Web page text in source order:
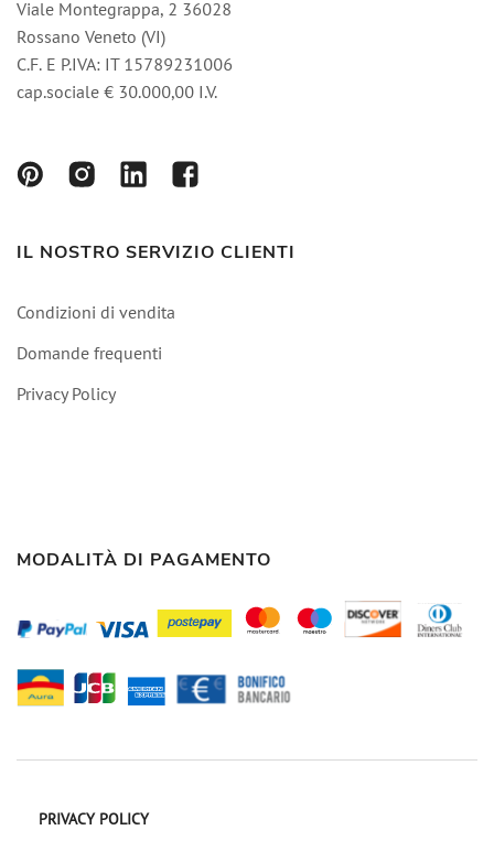
Viale Montegrappa, 2 36028
Rossano Veneto (VI)
C.F. E P.IVA: IT 15789231006
cap.sociale € 30.000,00 I.V.
IL NOSTRO SERVIZIO CLIENTI
Condizioni di vendita
Domande frequenti
Privacy Policy
MODALITÀ DI PAGAMENTO
PRIVACY POLICY